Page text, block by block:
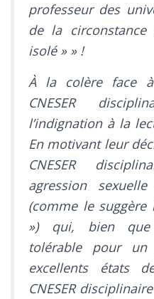
professeur des
de la circonstance
isolé » » !
À la colère face
CNESER
l’indignation à la
En motivant leur
CNESER
agression
(comme le suggère
») qui, bien que
tolérable pour un
excellents états
CNESER